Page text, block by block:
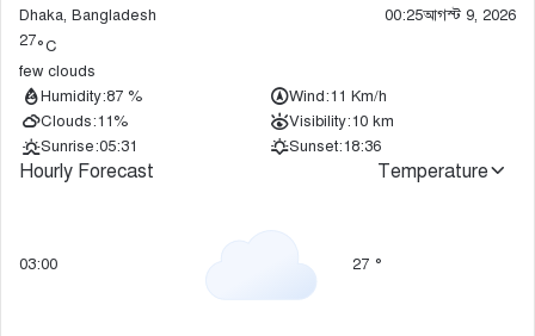
Dhaka, Bangladesh 00:25আগস্ট 9, 2026
27°C
few clouds
Humidity:87 % Wind:11 Km/h
Clouds:11% Visibility:10 km
Sunrise:05:31 Sunset:18:36
Hourly Forecast Temperature
03:00 27 °